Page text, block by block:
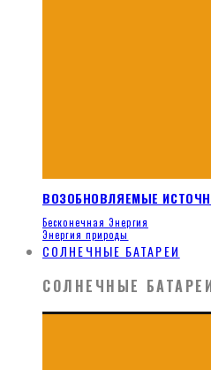
ВОЗОБНОВЛЯЕМЫЕ
Бесконечная Энергия
Энергия природы
СОЛНЕЧНЫЕ БАТАРЕИ
СОЛНЕЧНЫЕ